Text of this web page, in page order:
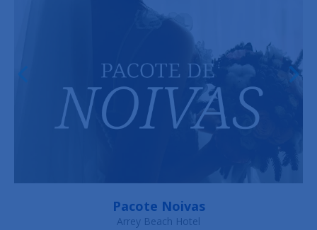
Pacote de aniversário
Arrey Boutique Hotel